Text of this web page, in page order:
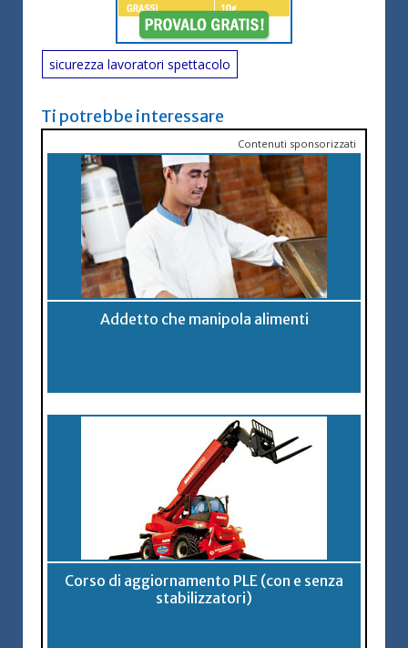
sicurezza lavoratori spettacolo
Ti potrebbe interessare
Contenuti sponsorizzati
Addetto che manipola alimenti
Corso di aggiornamento PLE (con e senza
stabilizzatori)